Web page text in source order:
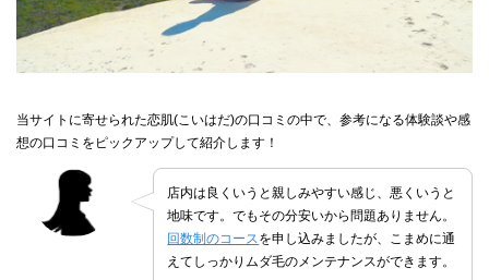
当サイトに寄せられた恋肌(こいはだ)の口コミの中で、参考になる体験談や感
想の口コミをピックアップして紹介します！
店内は良くいうと親しみやすい感じ、悪くいうと
地味です。でもその分安いから問題ありません。
回数制のコース を申し込みましたが、こまめに通
えてしっかりムダ毛のメンテナンスができます。